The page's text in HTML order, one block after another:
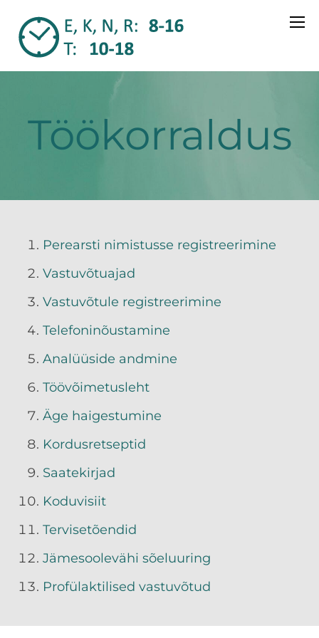
Töökorraldus
Perearsti nimistusse registreerimine
Vastuvõtuajad
Vastuvõtule registreerimine
Telefoninõustamine
Analüüside andmine
Töövõimetusleht
Äge haigestumine
Kordusretseptid
Saatekirjad
Koduvisiit
Tervisetõendid
Jämesoolevähi sõeluuring
Profülaktilised vastuvõtud